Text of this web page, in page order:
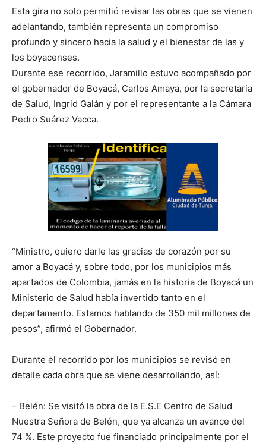
Esta gira no solo permitió revisar las obras que se vienen
adelantando, también representa un compromiso
profundo y sincero hacia la salud y el bienestar de las y
los boyacenses.
Durante ese recorrido, Jaramillo estuvo acompañado por
el gobernador de Boyacá, Carlos Amaya, por la secretaria
de Salud, Ingrid Galán y por el representante a la Cámara
Pedro Suárez Vacca.
“Ministro, quiero darle las gracias de corazón por su
amor a Boyacá y, sobre todo, por los municipios más
apartados de Colombia, jamás en la historia de Boyacá un
Ministerio de Salud había invertido tanto en el
departamento. Estamos hablando de 350 mil millones de
pesos”, afirmó el Gobernador.
Durante el recorrido por los municipios se revisó en
detalle cada obra que se viene desarrollando, así:
– Belén: Se visitó la obra de la E.S.E Centro de Salud
Nuestra Señora de Belén, que ya alcanza un avance del
74 %. Este proyecto fue financiado principalmente por el